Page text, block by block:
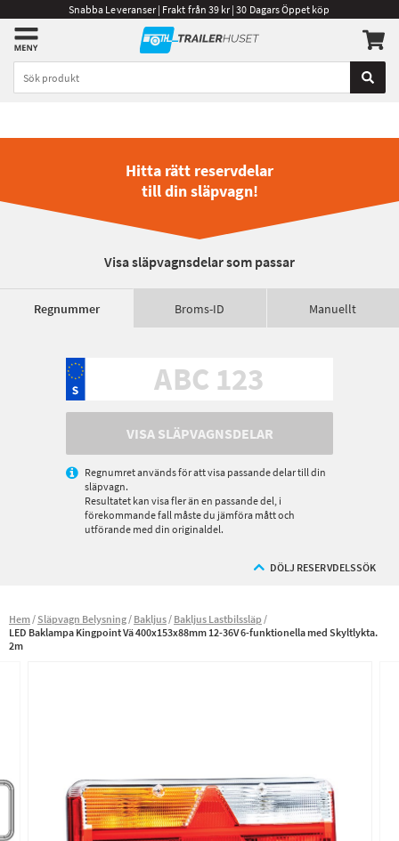
Snabba Leveranser | Frakt från 39 kr | 30 Dagars Öppet köp
Hitta rätt reservdelar
till din släpvagn!
Visa släpvagnsdelar som passar
Regnummer Broms-ID Manuellt
VISA SLÄPVAGNSDELAR
Regnumret används för att visa passande delar till din
släpvagn.
Resultatet kan visa fler än en passande del, i
förekommande fall måste du jämföra mått och
utförande med din originaldel.
DÖLJ RESERVDELSSÖK
Hem Släpvagn Belysning Bakljus Bakljus Lastbilssläp
LED Baklampa Kingpoint Vä 400x153x88mm 12-36V 6-funktionella med Skyltlykta.
2m